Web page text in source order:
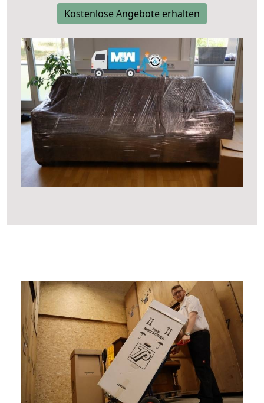
Kostenlose Angebote erhalten